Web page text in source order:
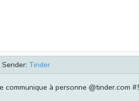
Sender: Tinder
à personne @tinder.com